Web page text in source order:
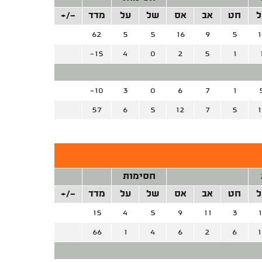
חט אב אס של על מדד +/-
5
9
16
5
5
62
1
5
2
0
4
-15
1
7
6
0
3
-10
5
7
12
5
6
57
חסימות
חט אב אס של על מדד +/-
3
11
9
5
4
15
6
2
6
4
1
66